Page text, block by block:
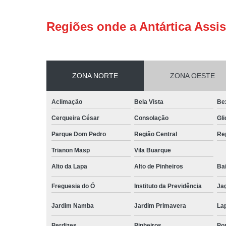
Regiões onde a Antártica
ZONA NORTE ZONA OESTE
Aclimação Bela Vista
Cerqueira César Consolação
Parque Dom Pedro Região Central
Trianon Masp Vila Buarque
Alto da Lapa Alto de Pinheiros
Freguesia do Ó Instituto da Previdência
Jardim Namba Jardim Primavera